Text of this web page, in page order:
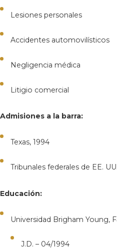
Lesiones personales
Accidentes automovilísticos
Negligencia médica
Litigio comercial
Admisiones a la barra:
Texas, 1994
Tribunales federales de EE. UU.
Educación:
Universidad Brigham Young,
J.D. – 04/1994